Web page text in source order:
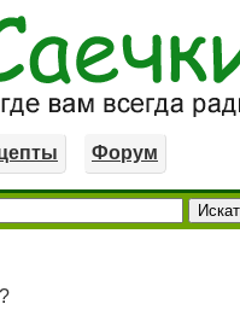
Форум